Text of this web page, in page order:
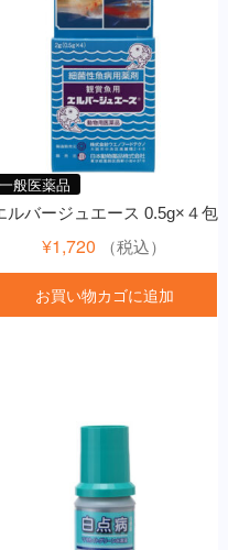
一般医薬品
ルバージュエース 0.5g×４包
¥1,720 （税込）
お買い物カゴに追加